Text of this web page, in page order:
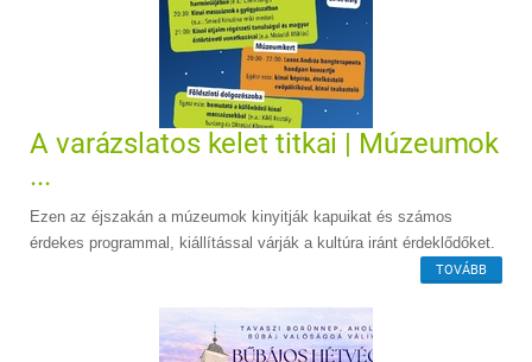
A varázslatos kelet titkai | Múzeumok
...
Ezen az éjszakán a múzeumok kinyitják kapuikat és számos
érdekes programmal, kiállítással várják a kultúra iránt érdeklődőket.
TOVÁBB